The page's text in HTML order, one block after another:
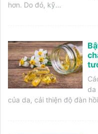
hơn. Do đó, kỹ...
da
của da, cải thiện độ đàn